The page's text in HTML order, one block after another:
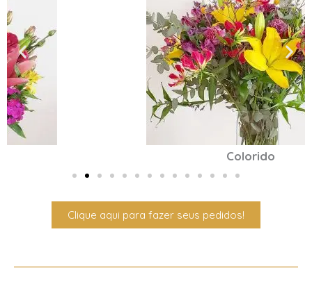
Clique aqui para fazer seus pedidos!